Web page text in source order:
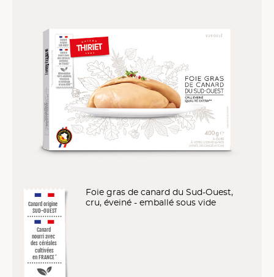
Canard
nourri avec
des céréales
cultivées
en FRANCE*
Canard origine
SUD-OUEST
Foie gras de canard du Sud-Ouest,
cru, éveiné - emballé sous vide